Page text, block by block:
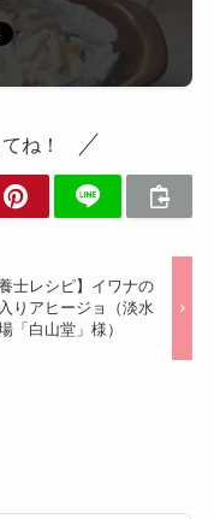
ね！
養士レシピ】イワナの
りアヒージョ（淡水
「白山堂」様）